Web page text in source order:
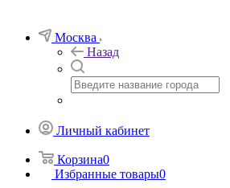
Москва
Назад
Личный кабинет
Корзина0
Избранные товары0